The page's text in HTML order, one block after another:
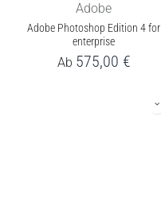
Adobe
Adobe Photoshop Edition 4 for
enterprise
Ab 575,00 €